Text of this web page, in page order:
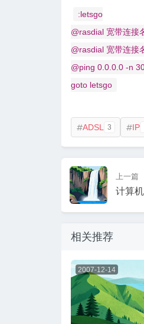
:letsgo
@rasdial 宽带连接
@rasdial 宽带连接
@ping 0.0.0.0 -n
goto letsgo
ADSL 3 IP
上一篇
计算
相关推荐
2007-12-14